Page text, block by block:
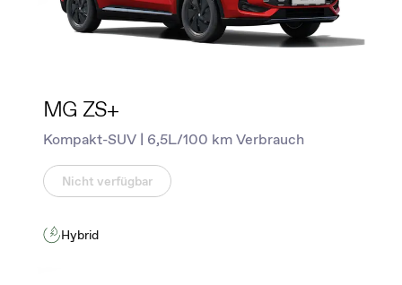
MG ZS+
Kompakt-SUV | 6,5L/100 km Verbrauch
Nicht verfügbar
Hybrid